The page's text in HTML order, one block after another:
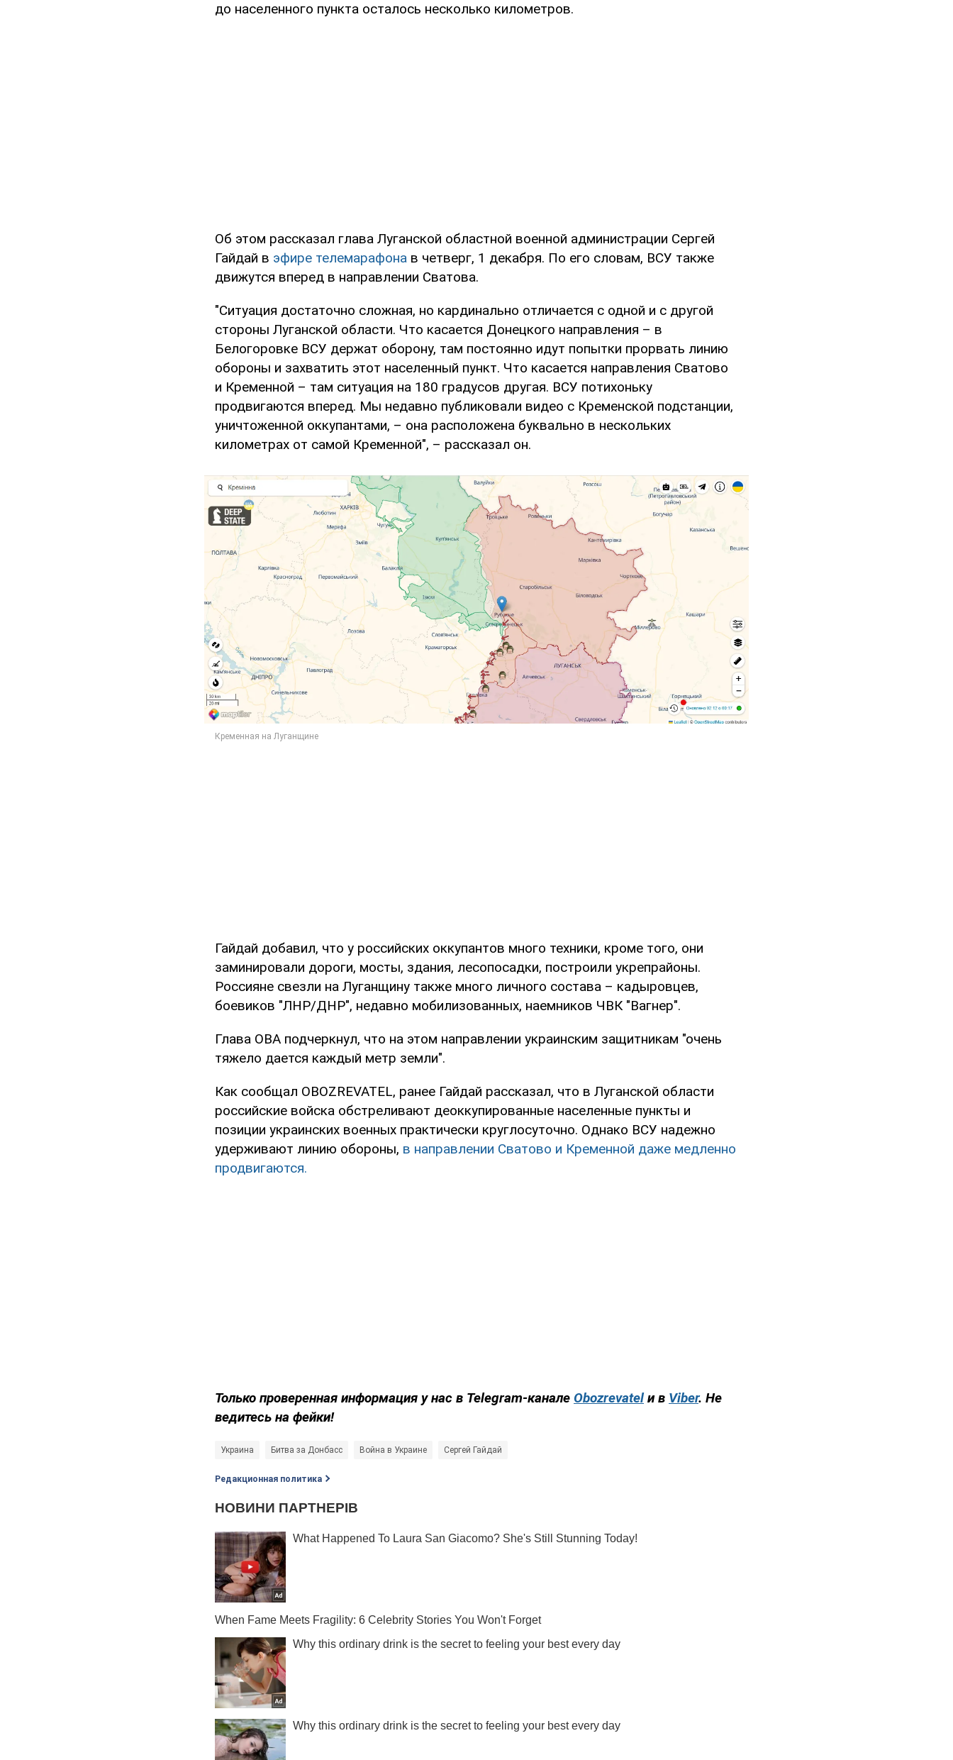
до населенного пункта осталось несколько километров.
Об этом рассказал глава Луганской областной военной администрации Сергей
Гайдай в эфире телемарафона в четверг, 1 декабря. По его словам, ВСУ также
движутся вперед в направлении Сватова.
"Ситуация достаточно сложная, но кардинально отличается с одной и с другой
стороны Луганской области. Что касается Донецкого направления – в
Белогоровке ВСУ держат оборону, там постоянно идут попытки прорвать линию
обороны и захватить этот населенный пункт. Что касается направления Сватово
и Кременной – там ситуация на 180 градусов другая. ВСУ потихоньку
продвигаются вперед. Мы недавно публиковали видео с Кременской подстанции,
уничтоженной оккупантами, – она расположена буквально в нескольких
километрах от самой Кременной", – рассказал он.
Гайдай добавил, что у российских оккупантов много техники, кроме того, они
заминировали дороги, мосты, здания, лесопосадки, построили укрепрайоны.
Россияне свезли на Луганщину также много личного состава – кадыровцев,
боевиков "ЛНР/ДНР", недавно мобилизованных, наемников ЧВК "Вагнер".
Глава ОВА подчеркнул, что на этом направлении украинским защитникам "очень
тяжело дается каждый метр земли".
Как сообщал OBOZREVATEL, ранее Гайдай рассказал, что в Луганской области
российские войска обстреливают деоккупированные населенные пункты и
позиции украинских военных практически круглосуточно. Однако ВСУ надежно
удерживают линию обороны, в направлении Сватово и Кременной даже медленно
продвигаются.
Только проверенная информация у нас в Telegram-канале Obozrevatel и в Viber. Не
ведитесь на фейки!
Украина Битва за Донбасс Война в Украине Сергей Гайдай
Редакционная политика